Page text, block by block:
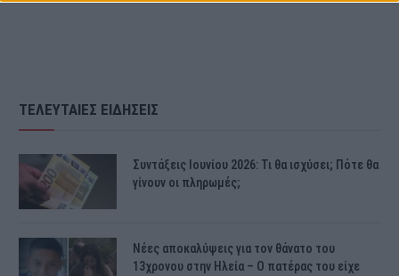
ΤΕΛΕΥΤΑΙΕΣ ΕΙΔΗΣΕΙΣ
Συντάξεις Ιουνίου 2026: Τι θα ισχύσει; Πότε θα
γίνουν οι πληρωμές;
Νέες αποκαλύψεις για τον θάνατο του
13χρονου στην Ηλεία – Ο πατέρας του είχε